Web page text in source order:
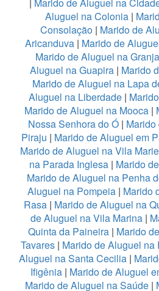
Aluguel na Colonia|
Consolação | Marido de
Aricanduva | Marido de
Marido de Aluguel na
Aluguel na Guapira | Marido
Marido de Aluguel na Lapa
Aluguel na Liberdade |
Marido de Aluguel na Mooca |
Nossa Senhora do Ó |
Piraju | Marido de Aluguel em
Marido de Aluguel na Vila
na Parada Inglesa | Marido
Marido de Aluguel na Penha
Aluguel na Pompeia| Marido
Rasa| Marido de Aluguel na
de Aluguel na Vila Marina |
Quinta da Paineira| Marido
Tavares | Marido de Aluguel na
Aluguel na Santa Cecilia|
Ifigênia | Marido de Aluguel
Marido de Aluguel na Saúde|